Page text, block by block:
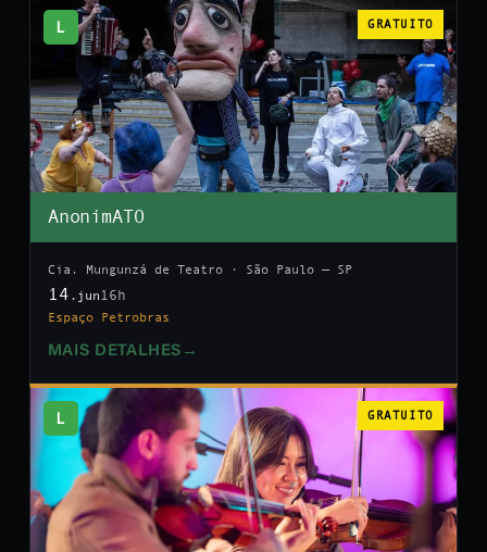
L GRATUITO
AnonimATO
Cia. Mungunzá de Teatro · São Paulo — SP
14 .jun 16h
Espaço Petrobras
MAIS DETALHES →
L GRATUITO